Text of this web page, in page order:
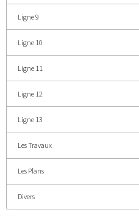
Ligne 9
Ligne 10
Ligne 11
Ligne 12
Ligne 13
Les Travaux
Les Plans
Divers